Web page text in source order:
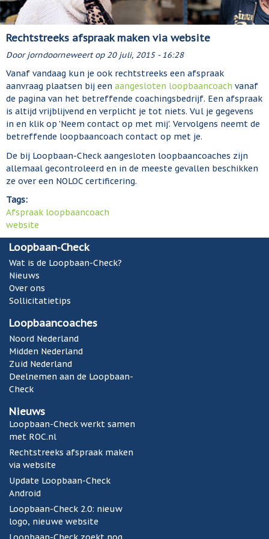
Rechtstreeks afspraak maken via website
Doorjorndoorneweertop 20 juli, 2015 - 16:28
Vanaf vandaag kun je ook rechtstreeks een afspraak
aanvraag plaatsen bij een aangesloten loopbaancoach vanaf
de pagina van het betreffende coachingsbedrijf. Een afspraak
is altijd vrijblijvend en verplicht je tot niets. Vul je gegevens
in en klik op 'Neem contact op met mij'. Vervolgens neemt de
betreffende loopbaancoach contact op met je.
De bij Loopbaan-Check aangesloten loopbaancoaches zijn
allemaal gecontroleerd en in de meeste gevallen beschikken
ze over een NOLOC certificering.
Tags:
Afspraak loopbaancoach
website
Loopbaan-Check
Wat is de Loopbaan-Check?
Nieuws
Over ons
Sollicitatietips
Loopbaancoaches
Noord Nederland
Midden Nederland
Zuid Nederland
Deelnemen aan de Loopbaan-
Check
Nieuws
Loopbaan-Check werkt samen
met ROC.nl
Rechtstreeks afspraak maken
via website
Update Loopbaan-Check
Android
Loopbaan-Check 2.0: nieuw
logo, nieuwe website